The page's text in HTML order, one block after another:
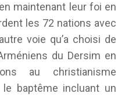
maintenant leur foi en
les 72 nations avec
voie qu’a choisi de
du Dersim en
au christianisme
baptême incluant un